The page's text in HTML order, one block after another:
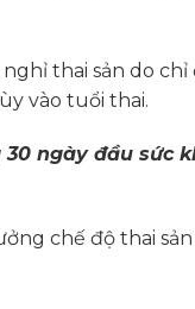
thai sản do chỉ
vào tuổi thai.
ngày đầu sức
chế độ thai sản